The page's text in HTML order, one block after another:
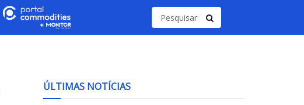
ÚLTIMAS NOTÍCIAS